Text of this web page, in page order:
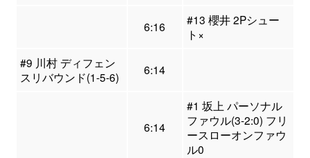
6:16
#13 櫻井 2Pシュー
ト×
#9 川村 ディフェン
スリバウンド(1-5-6)
6:14
6:14
#1 坂上 パーソナル
ファウル(3-2:0) フリ
ースローオンファウ
ル0